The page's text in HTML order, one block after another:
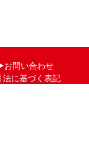
お問い合わせ
に基づく表記